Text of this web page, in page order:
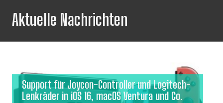
Aktuelle Nachrichten
Support für Joycon-Controller und Logitech-
Lenkräder in iOS 16, macOS Ventura und Co.